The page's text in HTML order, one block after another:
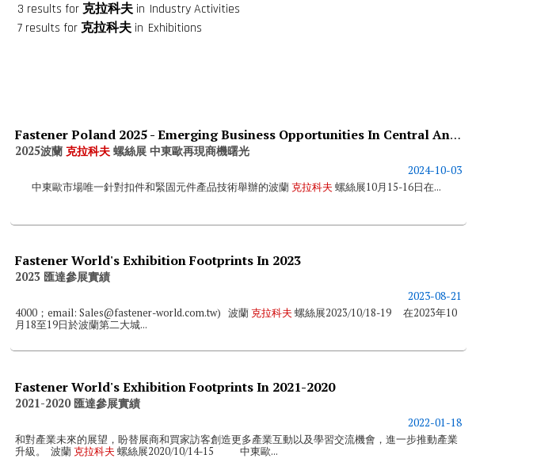
3 results for克拉科夫in Industry Activities
7 results for克拉科夫in Exhibitions
Fastener Poland 2025 - Emerging Business Opportunities In Central And Eastern Europe
2025波蘭克拉科夫 螺絲展 中東歐再現商機曙光
2024-10-03
中東歐市場唯一針對扣件和緊固元件產品技術舉辦的波蘭克拉科夫 螺絲展10月15-16日在...
Fastener World's Exhibition Footprints In 2023
2023 匯達參展實績
2023-08-21
4000；email: Sales@fastener-world.com.tw) 波蘭克拉科夫螺絲展2023/10/18-19 在2023年10
月18至19日於波蘭第二大城...
Fastener World's Exhibition Footprints In 2021-2020
2021-2020 匯達參展實績
2022-01-18
和對產業未來的展望，盼替展商和買家訪客創造更多產業互動以及學習交流機會，進一步推動產業
升級。 波蘭克拉科夫 螺絲展2020/10/14-15 中東歐...